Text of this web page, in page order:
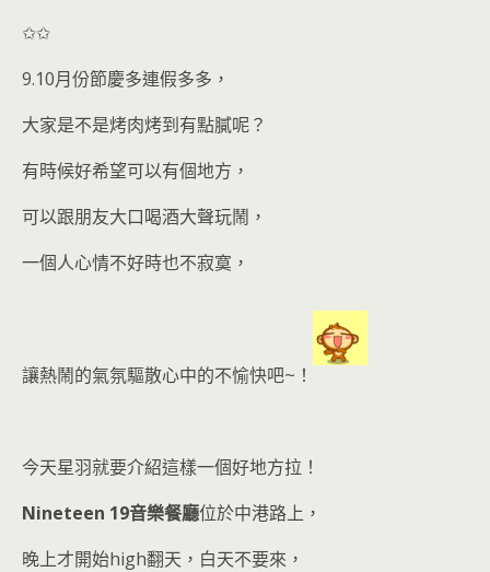
✩✩
9.10月份節慶多連假多多，
大家是不是烤肉烤到有點膩呢？
有時候好希望可以有個地方，
可以跟朋友大口喝酒大聲玩鬧，
一個人心情不好時也不寂寞，
讓熱鬧的氣氛驅散心中的不愉快吧~！
今天星羽就要介紹這樣一個好地方拉！
Nineteen 19音樂餐廳位於中港路上，
晚上才開始high翻天，白天不要來，